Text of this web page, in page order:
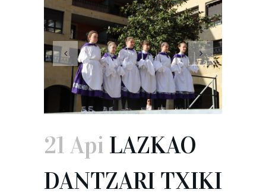
21 Api LAZKAO
DANTZARI TXIKI